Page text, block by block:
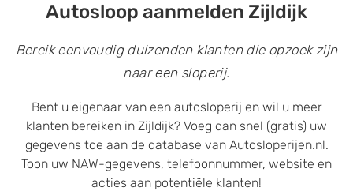
Autosloop aanmelden Zijldijk
Bereik eenvoudig duizenden klanten die opzoek zijn
naar een sloperij.
Bent u eigenaar van een autosloperij en wil u meer
klanten bereiken in Zijldijk? Voeg dan snel (gratis) uw
gegevens toe aan de database van Autosloperijen.nl.
Toon uw NAW-gegevens, telefoonnummer, website en
acties aan potentiële klanten!